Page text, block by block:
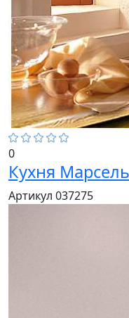
0
Кухня
Артикул 037275